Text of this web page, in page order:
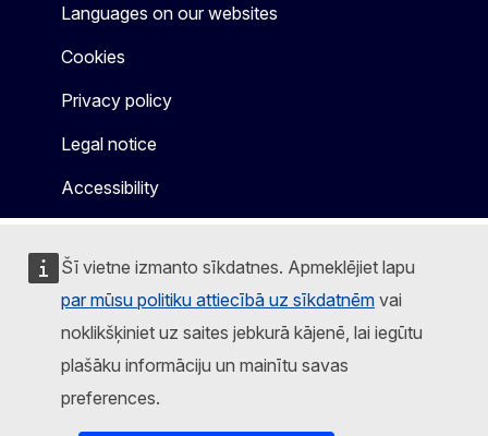
Šī vietne izmanto sīkdatnes. Apmeklējiet lapu
par mūsu politiku attiecībā uz sīkdatnēm vai
noklikšķiniet uz saites jebkurā kājenē, lai iegūtu
plašāku informāciju un mainītu savas
preferences.
Languages on our websites
Cookies
Privacy policy
Legal notice
Accessibility